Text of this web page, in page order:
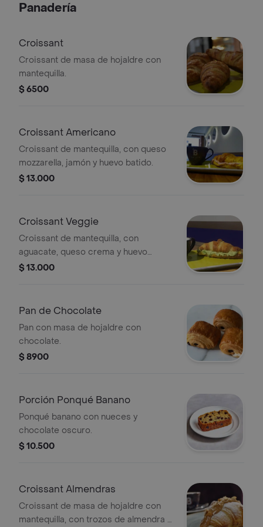
Panadería
Croissant
Croissant de masa de hojaldre con
mantequilla.
$ 6500
Croissant Americano
Croissant de mantequilla, con queso
mozzarella, jamón y huevo batido.
$ 13.000
Croissant Veggie
Croissant de mantequilla, con
aguacate, queso crema y huevo
batido.
$ 13.000
Pan de Chocolate
Pan con masa de hojaldre con
chocolate.
$ 8900
Porción Ponqué Banano
Ponqué banano con nueces y
chocolate oscuro.
$ 10.500
Croissant Almendras
Croissant de masa de hojaldre con
mantequilla, con trozos de almendra y